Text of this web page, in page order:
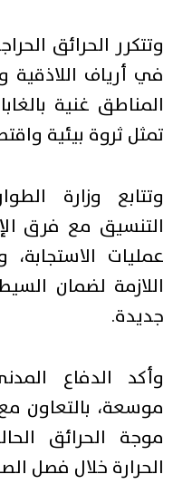
وتتكرر الحرائق
في أرياف
المناطق غنية
تمثل ثروة بيئية
وتتابع وزارة
التنسيق مع فرق
عمليات الاستجابة،
اللازمة لضمان
جديدة.
وأكد الدفاع
موسعة، بالتعاون
موجة الحرائق
الحرارة خلال فصل